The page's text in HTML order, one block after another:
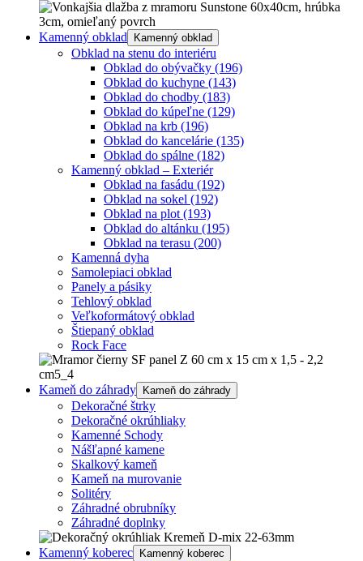
Kamenný obklad Kamenný obklad
Obklad na stenu do interiéru
Obklad do obývačky (196)
Obklad do kuchyne (143)
Obklad do chodby (183)
Obklad do kúpeľne (129)
Obklad na krb (196)
Obklad do kancelárie (135)
Obklad do spálne (182)
Kamenný obklad – Exteriér
Obklad na fasádu (192)
Obklad na sokel (192)
Obklad na plot (193)
Obklad do altánku (195)
Obklad na terasu (200)
Kamenná dyha
Samolepiaci obklad
Panely a pásiky
Tehlový obklad
Veľkoformátový obklad
Štiepaný obklad
Rock Face
Kameň do záhrady Kameň do záhrady
Dekoračné štrky
Dekoračné okrúhliaky
Kamenné Schody
Nášľapné kamene
Skalkový kameň
Kameň na murovanie
Solitéry
Záhradné obrubníky
Záhradné doplnky
Kamenný koberec Kamenný koberec